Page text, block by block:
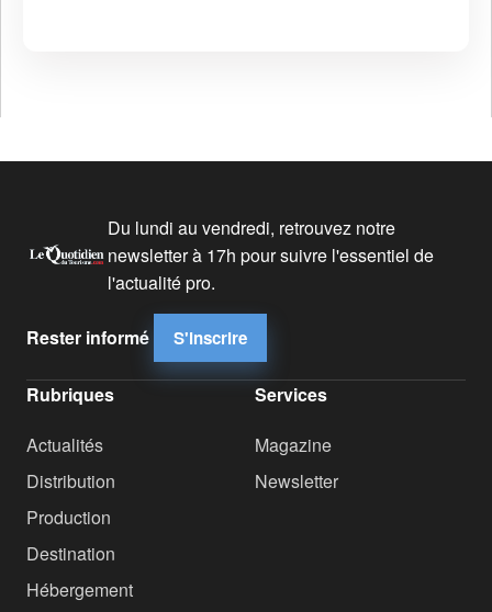
Du lundi au vendredi, retrouvez notre
newsletter à 17h pour suivre l'essentiel de
l'actualité pro.
Rester informé S'inscrire
Rubriques
Actualités
Distribution
Production
Destination
Hébergement
Services
Magazine
Newsletter